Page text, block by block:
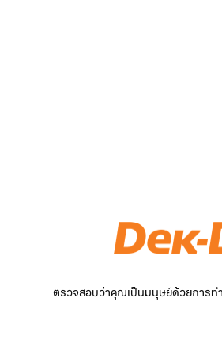
ตรวจสอบว่าคุณเป็นมนุษย์ด้วยการทำ